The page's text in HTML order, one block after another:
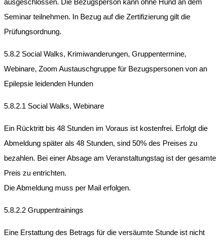
ausgeschlossen. Die Bezugsperson kann ohne Hund an dem
Seminar teilnehmen. In Bezug auf die Zertifizierung gilt die
Prüfungsordnung.
5.8.2 Social Walks, Krimiwanderungen, Gruppentermine,
Webinare, Zoom Austauschgruppe für Bezugspersonen von an
Epilepsie leidenden Hunden
5.8.2.1 Social Walks, Webinare
Ein Rücktritt bis 48 Stunden im Voraus ist kostenfrei. Erfolgt die
Abmeldung später als 48 Stunden, sind 50% des Preises zu
bezahlen. Bei einer Absage am Veranstaltungstag ist der gesamte
Preis zu entrichten.
Die Abmeldung muss per Mail erfolgen.
5.8.2.2 Gruppentrainings
Eine Erstattung des Betrags für die versäumte Stunde ist nicht